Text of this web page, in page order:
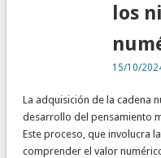
los
15/10/
La adquisición de la cadena
desarrollo del pensamiento
Este proceso, que involucra
comprender el valor